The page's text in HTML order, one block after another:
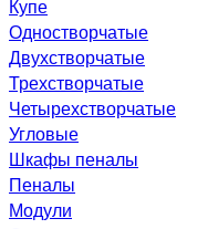
Купе
Одностворчатые
Двухстворчатые
Трехстворчатые
Четырехстворчатые
Угловые
Шкафы пеналы
Пеналы
Модули